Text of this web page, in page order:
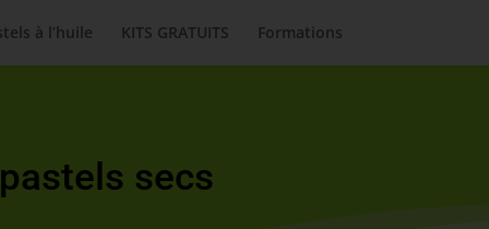
à l’huile KITS GRATUITS Formations
secs